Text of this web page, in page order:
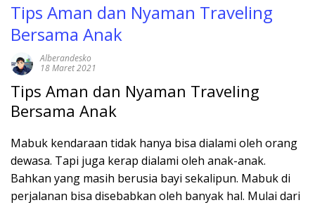
Tips Aman dan Nyaman Traveling
Bersama Anak
Alberandesko
18 Maret 2021
Tips Aman dan Nyaman Traveling
Bersama Anak
Mabuk kendaraan tidak hanya bisa dialami oleh orang
dewasa. Tapi juga kerap dialami oleh anak-anak.
Bahkan yang masih berusia bayi sekalipun. Mabuk di
perjalanan bisa disebabkan oleh banyak hal. Mulai dari